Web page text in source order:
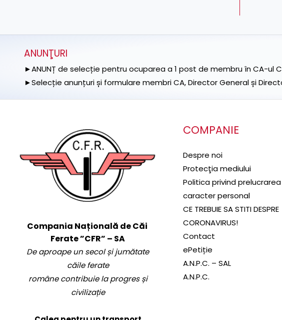
ANUNŢURI
►ANUNȚ de selecție pentru ocuparea a 1 post de membru în CA-ul
►Selecție anunțuri și formulare membri CA, Director General și
Compania Națională de Căi
Ferate ”CFR” – SA
De aproape un secol și jumătate
căile ferate
române contribuie la progres și
civilizație
COMPANIE
Despre noi
Protecţia mediului
Politica privind
caracter personal
CE TREBUIE SA STITI DESPRE
CORONAVIRUS!
Contact
ePetiție
A.N.P.C. – SAL
A.N.P.C.